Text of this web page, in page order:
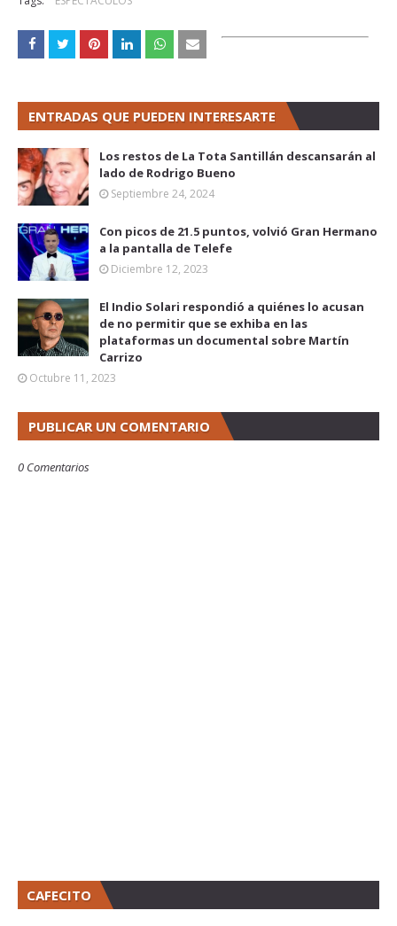
ENTRADAS QUE PUEDEN INTERESARTE
Los restos de La Tota Santillán descansarán al
lado de Rodrigo Bueno
Septiembre 24, 2024
Con picos de 21.5 puntos, volvió Gran Hermano
a la pantalla de Telefe
Diciembre 12, 2023
El Indio Solari respondió a quiénes lo acusan
de no permitir que se exhiba en las
plataformas un documental sobre Martín
Carrizo
Octubre 11, 2023
PUBLICAR UN COMENTARIO
0 Comentarios
CAFECITO